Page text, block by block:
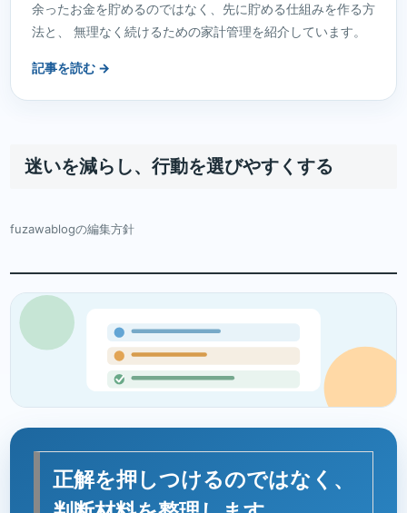
余ったお金を貯めるのではなく、先に貯める仕組みを作る方
法と、 無理なく続けるための家計管理を紹介しています。
記事を読む →
迷いを減らし、行動を選びやすくする
fuzawablogの編集方針
正解を押しつけるのではなく、